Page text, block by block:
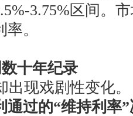
3.75%区间。
。
十年纪录
现戏剧性变化。
通过的“维持利率